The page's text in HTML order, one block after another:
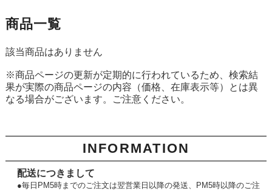
商品一覧
該当商品はありません
※商品ページの更新が定期的に行われているため、検索結
果が実際の商品ページの内容（価格、在庫表示等）とは異
なる場合がございます。ご注意ください。
INFORMATION
配送につきまして
●毎日PM5時までのご注文は翌営業日以降の発送、PM5時以降のご注